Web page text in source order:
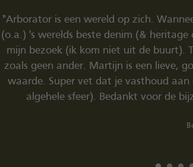
"Hele leuke kleidingzaak met
trade en met een mooi verhaal. Dank
hier lederen stonekoal Red Wings
zeker niet de